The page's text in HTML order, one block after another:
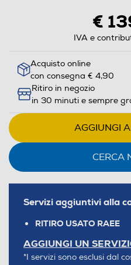
€
IVA e
Acquisto online
con consegna € 4,90
Ritiro in negozio
in 30 minuti e sempre
AGGIUNGI
CERCA
Servizi aggiuntivi alla
RITIRO USATO RAEE
AGGIUNGI UN
*I servizi sono esclusi dal